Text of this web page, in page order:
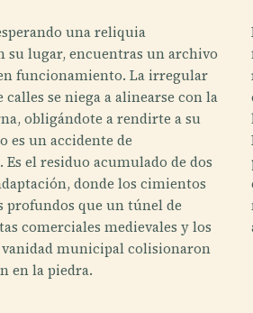
una reliquia
su lugar, encuentras un archivo
funcionamiento. La irregular
se niega a alinearse con la
obligándote a rendirte a su
es un accidente de
el residuo acumulado de dos
donde los cimientos
profundos que un túnel de
comerciales medievales y los
vanidad municipal colisionaron
en la piedra.